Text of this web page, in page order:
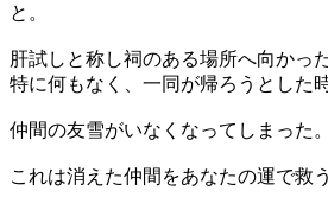
と。
肝試しと称し祠のある場所へ向かっ
特に何もなく、一同が帰ろうとした
仲間の友雪がいなくなってしまった。
これは消えた仲間をあなたの運で救